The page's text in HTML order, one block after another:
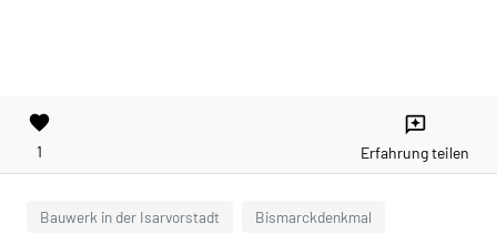
favorite
1
reviews
Erfahrung teilen
Bauwerk in der Isarvorstadt Bismarckdenkmal